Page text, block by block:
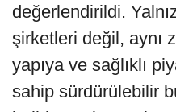
değerlendirildi.
şirketleri değil, aynı
yapıya ve sağlıklı
sahip sürdürülebilir